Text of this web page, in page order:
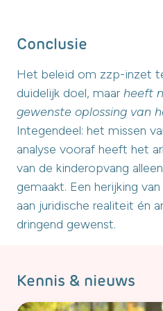
Conclusie
Het beleid om zzp-inzet
duidelijk doel, maar heeft
gewenste oplossing van
Integendeel: het missen
analyse vooraf heeft het
van de kinderopvang
gemaakt. Een herijking
aan juridische realiteit én
dringend gewenst.
Kennis & nieuws